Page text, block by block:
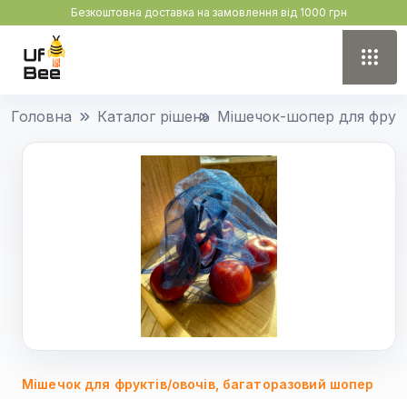
Безкоштовна доставка на замовлення від 1000 грн
Головна Каталог рішень Мішечок-шопер для
Мішечок для фруктів/овочів, багаторазовий шопер